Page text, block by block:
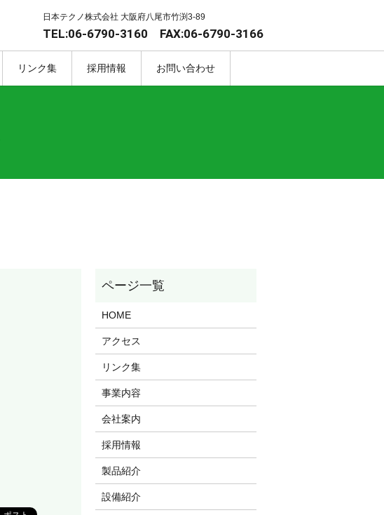
日本テクノ株式会社 大阪府八尾市竹渕3-89
TEL:06-6790-3160 FAX:06-6790-3166
リンク集 採用情報 お問い合わせ
HOME
アクセス
リンク集
事業内容
会社案内
採用情報
製品紹介
設備紹介